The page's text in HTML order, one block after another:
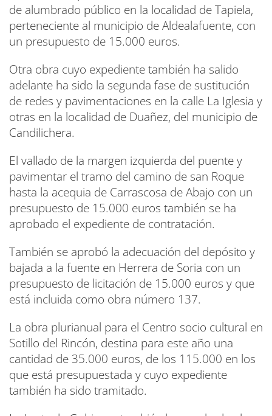
de alumbrado público en la localidad de Tapiela,
perteneciente al municipio de Aldealafuente, con
un presupuesto de 15.000 euros.
Otra obra cuyo expediente también ha salido
adelante ha sido la segunda fase de sustitución
de redes y pavimentaciones en la calle La Iglesia y
otras en la localidad de Duañez, del municipio de
Candilichera.
El vallado de la margen izquierda del puente y
pavimentar el tramo del camino de san Roque
hasta la acequia de Carrascosa de Abajo con un
presupuesto de 15.000 euros también se ha
aprobado el expediente de contratación.
También se aprobó la adecuación del depósito y
bajada a la fuente en Herrera de Soria con un
presupuesto de licitación de 15.000 euros y que
está incluida como obra número 137.
La obra plurianual para el Centro socio cultural en
Sotillo del Rincón, destina para este año una
cantidad de 35.000 euros, de los 115.000 en los
que está presupuestada y cuyo expediente
también ha sido tramitado.